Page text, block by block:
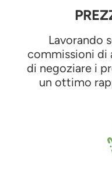
Lavorando
commissioni di
di negoziare i
un ottimo